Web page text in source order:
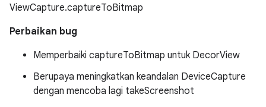
ViewCapture.captureToBitmap
Perbaikan bug
Memperbaiki captureToBitmap untuk DecorView
Berupaya meningkatkan keandalan DeviceCapture
dengan mencoba lagi takeScreenshot